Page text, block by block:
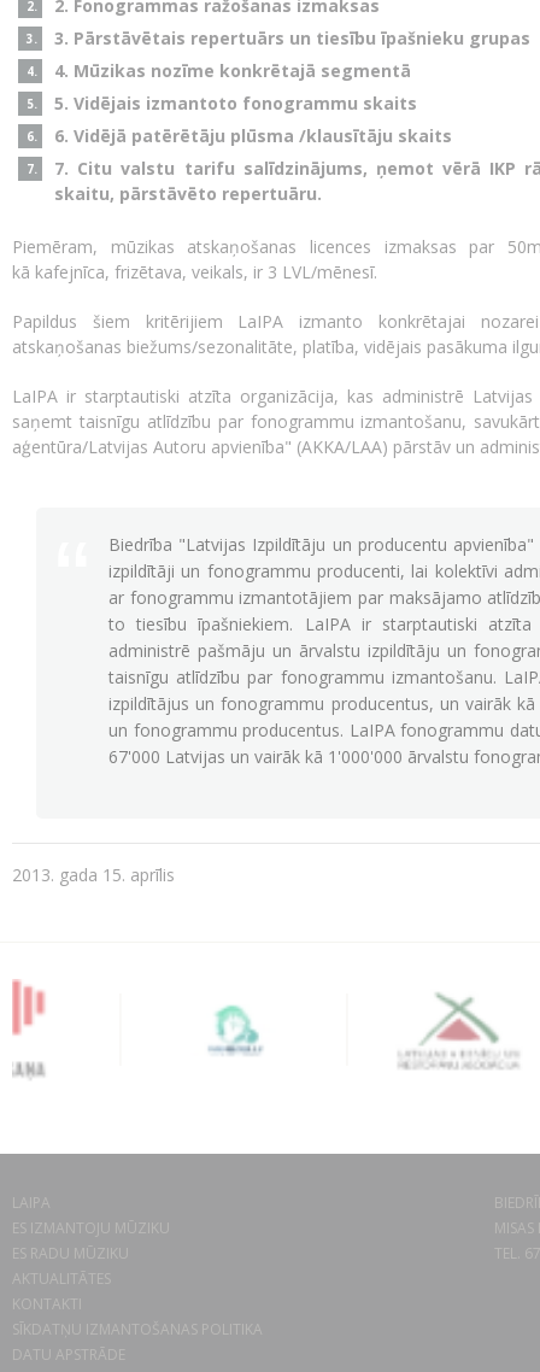
2. Fonogrammas ražošanas izmaksas
3. Pārstāvētais repertuārs un tiesību īpašnieku grupas
4. Mūzikas nozīme konkrētajā segmentā
5. Vidējais izmantoto fonogrammu skaits
6. Vidējā patērētāju plūsma /klausītāju skaits
7. Citu valstu tarifu salīdzinājums, ņemot vērā IKP
skaitu, pārstāvēto repertuāru.
Piemēram, mūzikas atskaņošanas licences izmaksas par
kā kafejnīca, frizētava, veikals, ir 3 LVL/mēnesī.
Papildus šiem kritērijiem LaIPA izmanto konkrētajai
atskaņošanas biežums/sezonalitāte, platība, vidējais pasākuma
LaIPA ir starptautiski atzīta organizācija, kas administrē
saņemt taisnīgu atlīdzību par fonogrammu izmantošanu,
aģentūra/Latvijas Autoru apvienība" (AKKA/LAA) pārstāv un
Biedrība "Latvijas Izpildītāju un producentu
izpildītāji un fonogrammu producenti, lai kolektīvi
ar fonogrammu izmantotājiem par maksājamo
to tiesību īpašniekiem. LaIPA ir starptautiski
administrē pašmāju un ārvalstu izpildītāju un
taisnīgu atlīdzību par fonogrammu izmantošanu.
izpildītājus un fonogrammu producentus, un vairāk
un fonogrammu producentus. LaIPA fonogrammu
67'000 Latvijas un vairāk kā 1'000'000 ārvalstu
2013. gada 15. aprīlis
LAIPA
ES IZMANTOJU MŪZIKU
ES RADU MŪZIKU
AKTUALITĀTES
KONTAKTI
SĪKDATŅU IZMANTOŠANAS POLITIKA
DATU APSTRĀDE
TEL.